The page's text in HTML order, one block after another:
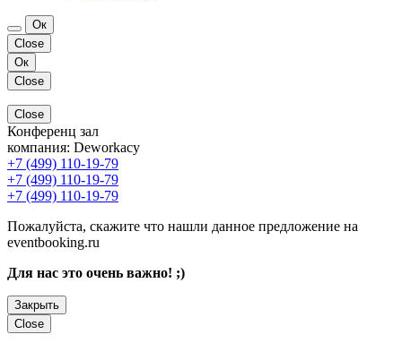
Ок
Close
Ок
Close
Close
Конференц зал
компания: Deworkacy
+7 (499) 110-19-79
+7 (499) 110-19-79
+7 (499) 110-19-79
Пожалуйста, скажите что нашли данное предложение на
eventbooking.ru
Для нас это очень важно! ;)
Закрыть
Close